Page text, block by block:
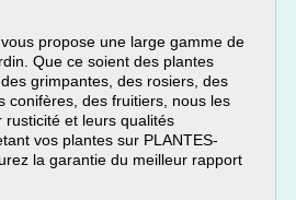
propose une large gamme de
Que ce soient des plantes
grimpantes, des rosiers, des
conifères, des fruitiers, nous les
et leurs qualités
vos plantes sur PLANTES-
la garantie du meilleur rapport